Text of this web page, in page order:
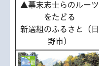
▲幕末志士らのルーツ
をたどる
新選組のふるさと（日
野市）